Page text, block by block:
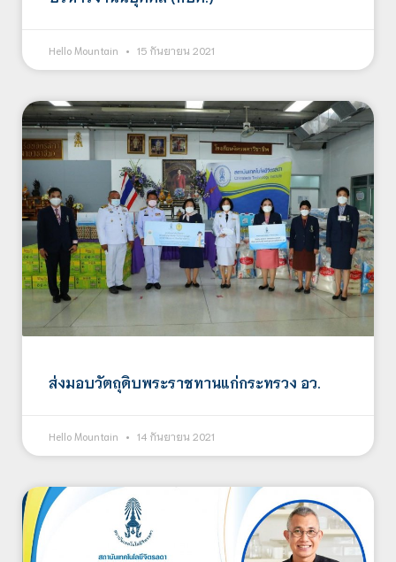
Hello Mountain 15 กันยายน 2021
ส่งมอบวัตถุดิบพระราชทานแก่กระทรวง อว.
Hello Mountain 14 กันยายน 2021